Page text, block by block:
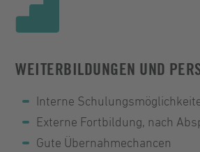
WEITERBILDUNGEN UND
Interne
Externe Fortbildung, nach
Gute Übernahmechancen